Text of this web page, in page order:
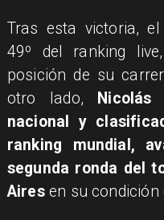
Tras esta victoria,
49º del ranking
posición de su
otro lado,
nacional y
ranking mundial,
segunda ronda del
Airesen su condición